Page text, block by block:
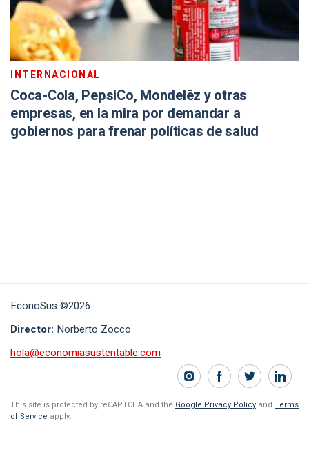
INTERNACIONAL
Coca-Cola, PepsiCo, Mondelēz y otras
empresas, en la mira por demandar a
gobiernos para frenar políticas de salud
EconoSus ©2026
Director: Norberto Zocco
hola@economiasustentable.com
This site is protected by reCAPTCHA and the Google Privacy Policy and Terms
of Service apply.